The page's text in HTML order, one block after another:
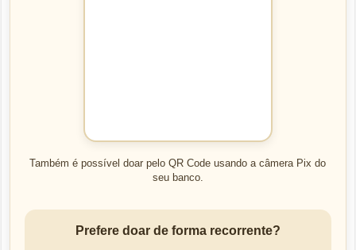
Também é possível doar pelo QR Code usando a câmera Pix do
seu banco.
Prefere doar de forma recorrente?